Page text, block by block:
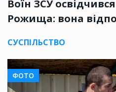
Воїн ЗСУ
Рожища: вона
СУСПІЛЬСТВО
ФОТО